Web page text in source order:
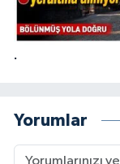
.
Yorumlar